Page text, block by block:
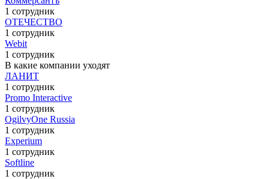
1 сотрудник
ОТЕЧЕСТВО
1 сотрудник
Webit
1 сотрудник
В какие компании уходят
ЛАНИТ
1 сотрудник
Promo Interactive
1 сотрудник
OgilvyOne Russia
1 сотрудник
Experium
1 сотрудник
Softline
1 сотрудник